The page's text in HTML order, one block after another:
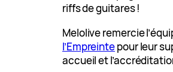
riffs de guitares !
Melolive remercie
l’Empreintepour leur
accueil et